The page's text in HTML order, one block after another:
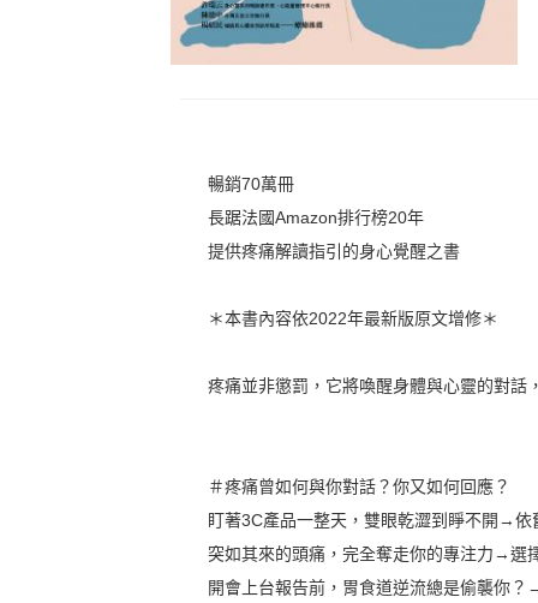
暢銷70萬冊
長踞法國Amazon排行榜20年
提供疼痛解讀指引的身心覺醒之書
＊本書內容依2022年最新版原文增修＊
疼痛並非懲罰，它將喚醒身體與心靈的對話
＃疼痛曾如何與你對話？你又如何回應？
盯著3C產品一整天，雙眼乾澀到睜不開→依
突如其來的頭痛，完全奪走你的專注力→選
開會上台報告前，胃食道逆流總是偷襲你